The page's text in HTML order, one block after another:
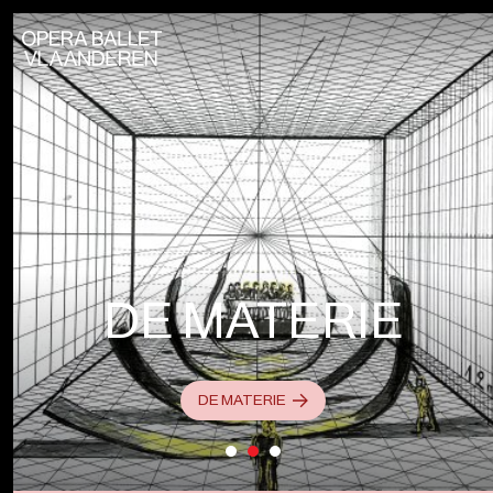
BARTÓK /
BEETHOVEN /
SCHÖNBERG
BARTÓK/ BEETHOVEN/ SCHÖNBERG
DE MATERIE
DE MATERIE
DE OPSTAND
VAN DE
GEVELS
THE UPRISING OF THE FACADES - THE PARADE